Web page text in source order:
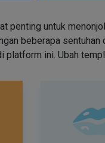
penting untuk
beberapa
platform ini. Ubah